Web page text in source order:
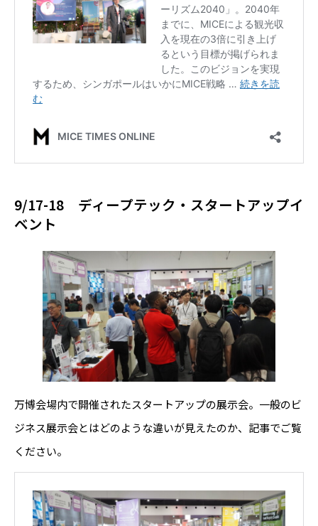
9/17-18 ディープテック・スタートアップイ
ベント
万博会場内で開催されたスタートアップの展示会。一般のビ
ジネス展示会とはどのような違いが見えたのか、記事でご覧
ください。